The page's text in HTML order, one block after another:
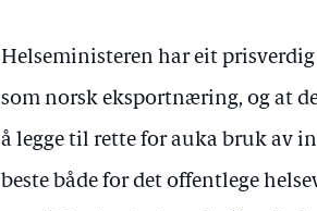
Helseministeren har eit
som norsk eksportnæring, og at
å legge til rette for auka bruk av
beste både for det offentlege